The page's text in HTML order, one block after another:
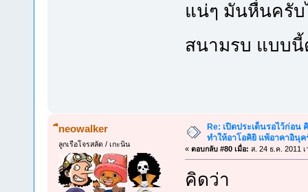
แน่ๆ มันหื่นครั
สนามรบ แบบนี้
ืneowalker
ลูกเรือโจรสลัด / เกะนิน
Re: เปิดประเด็นรอไว้ก่อน
ทำให้อาโอคิยิ แพ้อาคาอินุ
« ตอบกลับ #80 เมื่อ: ส. 24 ธ.ค. 2011
คิดว่า